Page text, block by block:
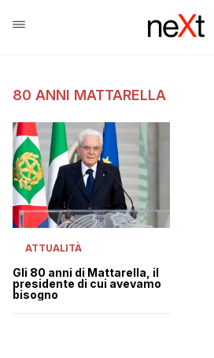
80 ANNI MATTARELLA
ATTUALITÀ
Gli 80 anni di Mattarella, il
presidente di cui avevamo
bisogno